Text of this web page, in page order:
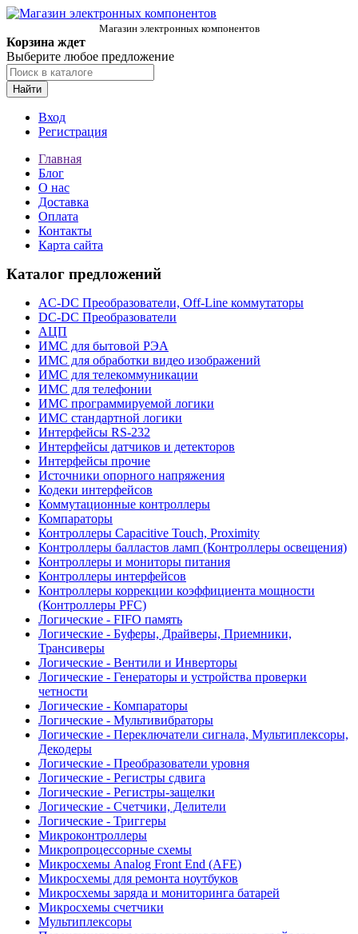
Магазин электронных компонентов
Корзина ждет
Выберите любое предложение
Найти
Вход
Регистрация
Главная
Блог
О нас
Доставка
Оплата
Контакты
Карта сайта
Каталог предложений
AC-DC Преобразователи, Off-Line коммутаторы
DC-DC Преобразователи
АЦП
ИМС для бытовой РЭА
ИМС для обработки видео изображений
ИМС для телекоммуникации
ИМС для телефонии
ИМС программируемой логики
ИМС стандартной логики
Интерфейсы RS-232
Интерфейсы датчиков и детекторов
Интерфейсы прочие
Источники опорного напряжения
Кодеки интерфейсов
Коммутационные контроллеры
Компараторы
Контроллеры Capacitive Touch, Proximity
Контроллеры балластов ламп (Контроллеры освещения)
Контроллеры и мониторы питания
Контроллеры интерфейсов
Контроллеры коррекции коэффициента мощности
(Контроллеры PFC)
Логические - FIFO память
Логические - Буферы, Драйверы, Приемники,
Трансиверы
Логические - Вентили и Инверторы
Логические - Генераторы и устройства проверки
четности
Логические - Компараторы
Логические - Мультивибраторы
Логические - Переключатели сигнала, Мультиплексоры,
Декодеры
Логические - Преобразователи уровня
Логические - Регистры сдвига
Логические - Регистры-защелки
Логические - Счетчики, Делители
Логические - Триггеры
Микроконтроллеры
Микропроцессорные схемы
Микросхемы Analog Front End (AFE)
Микросхемы для ремонта ноутбуков
Микросхемы заряда и мониторинга батарей
Микросхемы счетчики
Мультиплексоры